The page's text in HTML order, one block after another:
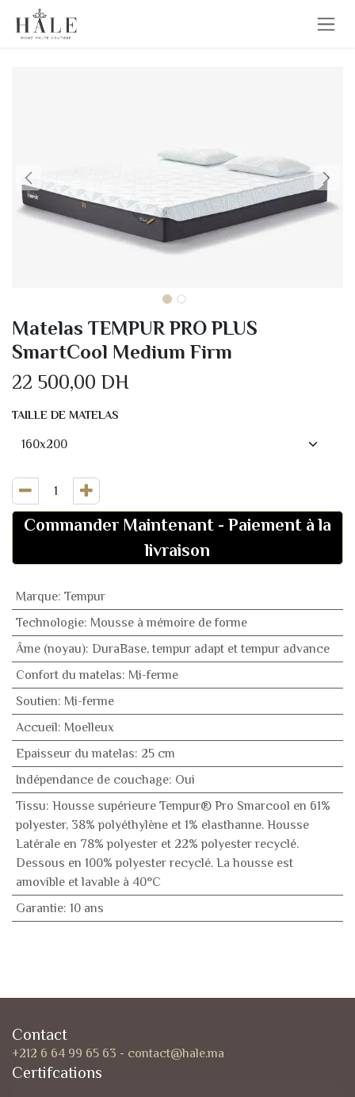
Se rendre au contenu
Matelas TEMPUR PRO PLUS
SmartCool Medium Firm
22 500,00 DH
TAILLE DE MATELAS
Commander Maintenant - Paiement à la
livraison
Marque: Tempur
Technologie: Mousse à mémoire de forme
Âme (noyau): DuraBase, tempur adapt et tempur advance
Confort du matelas: Mi-ferme
Soutien: Mi-ferme
Accueil: Moelleux
Epaisseur du matelas: 25 cm
Indépendance de couchage: Oui
Tissu: Housse supérieure Tempur® Pro Smarcool en 61%
polyester, 38% polyéthylène et 1% elasthanne. Housse
Latérale en 78% polyester et 22% polyester recyclé.
Dessous en 100% polyester recyclé. La housse est
amovible et lavable à 40°C
Garantie: 10 ans
Contact
+212 6 64 99 65 63 - contact@hale.ma
Certifcations